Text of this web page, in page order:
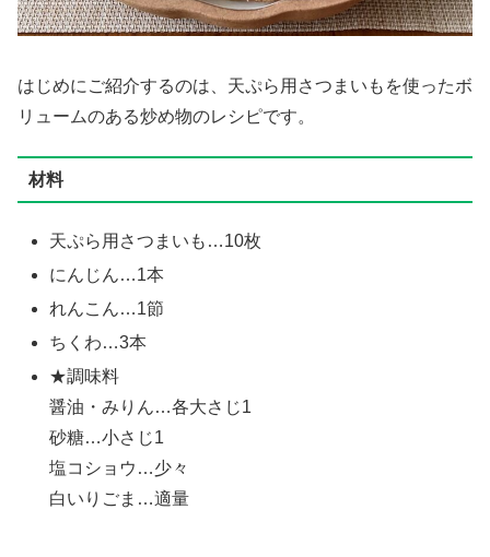
はじめにご紹介するのは、天ぷら用さつまいもを使ったボ
リュームのある炒め物のレシピです。
材料
天ぷら用さつまいも…10枚
にんじん…1本
れんこん…1節
ちくわ…3本
★調味料
醤油・みりん…各大さじ1
砂糖…小さじ1
塩コショウ…少々
白いりごま…適量